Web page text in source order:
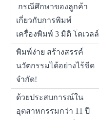
กรณีศึกษาของลูกค้า
เกี่ยวกับการพิมพ์
เครื่องพิมพ์ 3 มิติ โดเวลล์
พิมพ์ง่าย สร้างสรรค์
นวัตกรรมได้อย่างไร้ขีด
จำกัด!
ด้วยประสบการณ์ใน
อุตสาหกรรมกว่า 11 ปี